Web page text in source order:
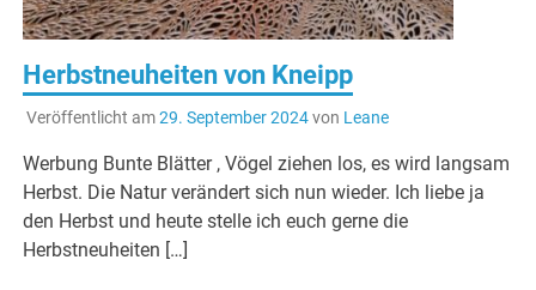
Herbstneuheiten von Kneipp
Veröffentlicht am29. September 2024von Leane
Werbung Bunte Blätter , Vögel ziehen los, es wird langsam
Herbst. Die Natur verändert sich nun wieder. Ich liebe ja
den Herbst und heute stelle ich euch gerne die
Herbstneuheiten […]